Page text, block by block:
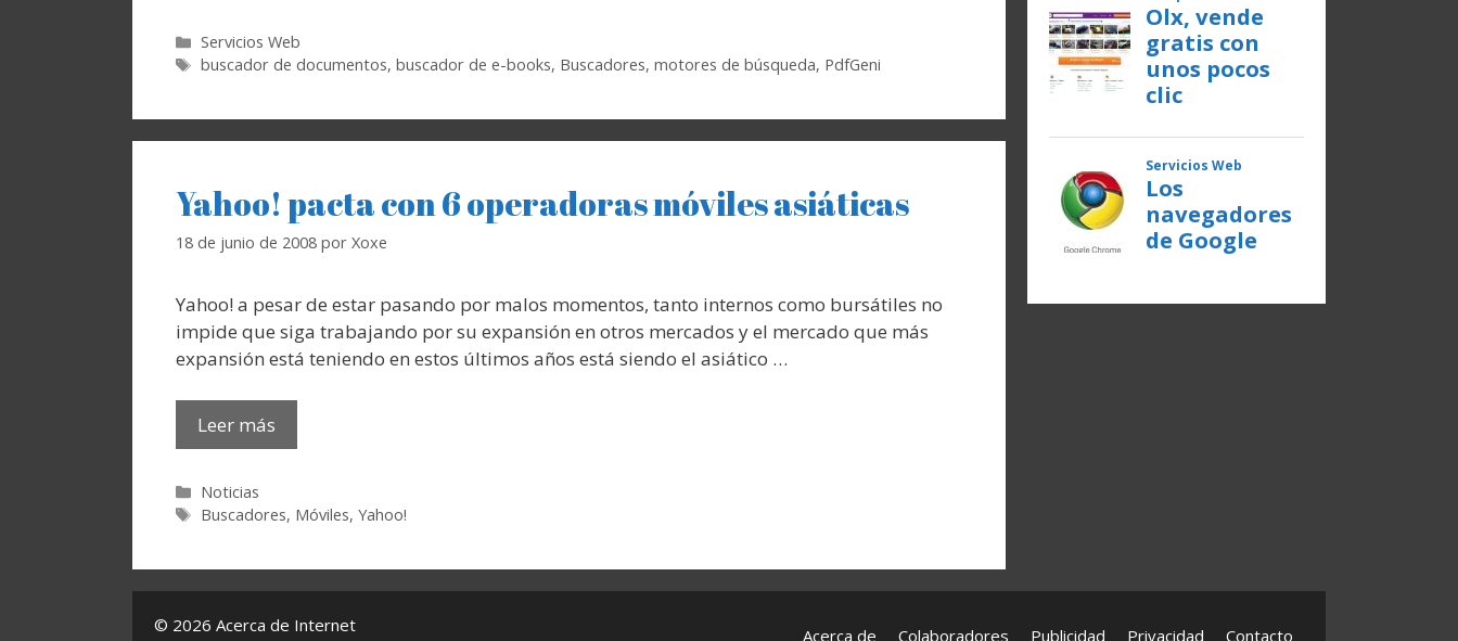
Categorías
Servicios Web
Etiquetas
buscador de documentos,buscador de e-books, Buscadores,motores de búsqueda, PdfGeni
Yahoo! pacta con 6 operadoras móviles asiáticas
18 de junio de 2008 por Xoxe
Yahoo! a pesar de estar pasando por malos momentos, tanto internos como bursátiles no
impide que siga trabajando por su expansión en otros mercados y el mercado que más
expansión está teniendo en estos últimos años está siendo el asiático …
Leer más
Categorías
Noticias
Etiquetas
Buscadores, Móviles,Yahoo!
Acerca de Colaboradores Publicidad Privacidad Contacto
© 2026 Acerca de Internet